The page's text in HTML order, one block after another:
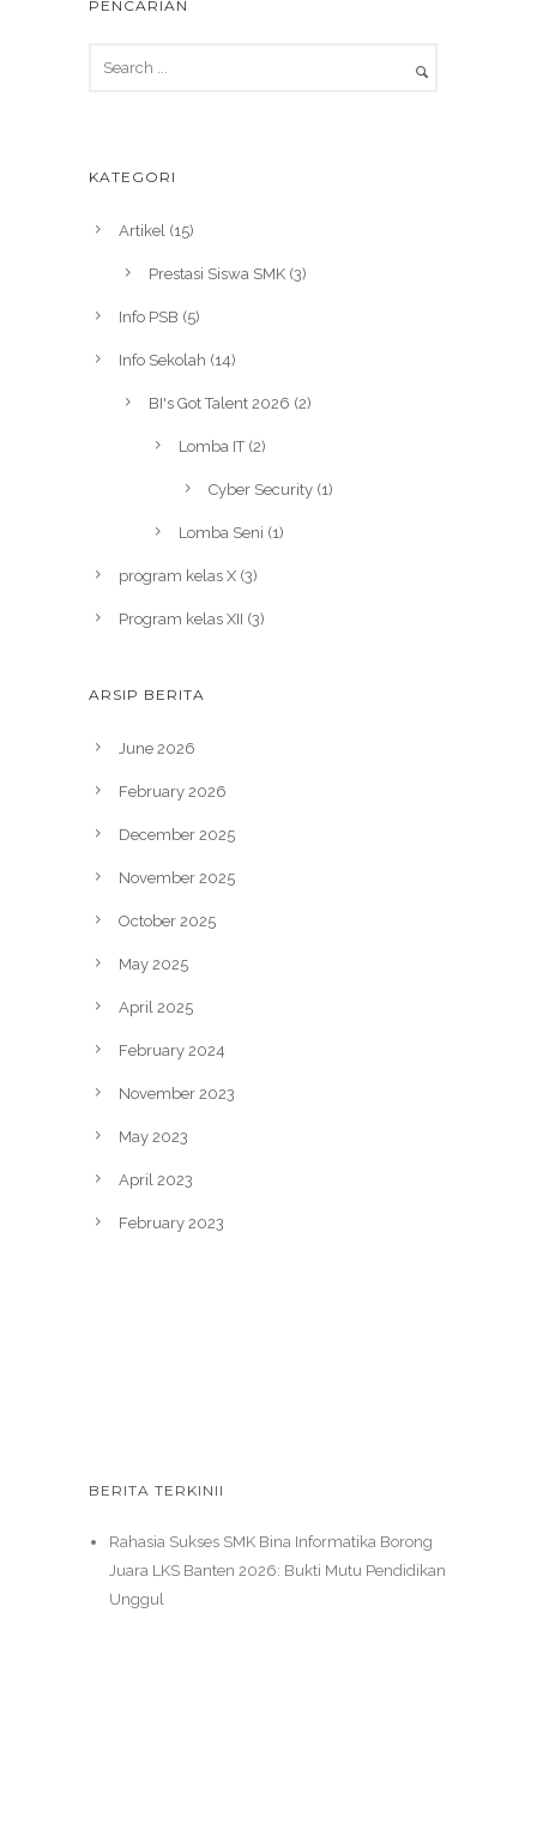
PENCARIAN
KATEGORI
Artikel (15)
Prestasi Siswa SMK (3)
Info PSB (5)
Info Sekolah (14)
BI's Got Talent 2026 (2)
Lomba IT(2)
Cyber Security (1)
Lomba Seni (1)
program kelas X (3)
Program kelas XII (3)
ARSIP BERITA
June 2026
February 2026
December 2025
November 2025
October 2025
May 2025
April 2025
February 2024
November 2023
May 2023
April 2023
February 2023
BERITA TERKINII
Rahasia Sukses SMK Bina Informatika Borong
Juara LKS Banten 2026: Bukti Mutu Pendidikan
Unggul